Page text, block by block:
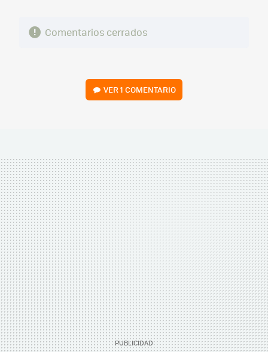
Comentarios cerrados
VER1 COMENTARIO